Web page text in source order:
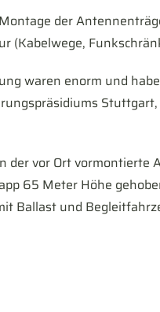
der
waren enorm und
vor Ort vormontierte
65 Meter Höhe
Ballast und